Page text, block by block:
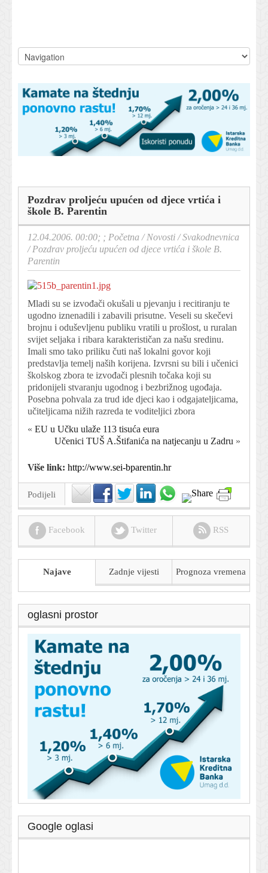
Pozdrav proljeću upućen od djece vrtića i
škole B. Parentin
12.04.2006. 00:00; ; Početna /Novosti /Svakodnevnica
/Pozdrav proljeću upućen od djece vrtića i škole B.
Parentin
Mladi su se izvođači okušali u pjevanju i recitiranju te
ugodno iznenadili i zabavili prisutne. Veseli su skečevi
brojnu i oduševljenu publiku vratili u prošlost, u ruralan
svijet seljaka i ribara karakterističan za našu sredinu.
Imali smo tako priliku čuti naš lokalni govor koji
predstavlja temelj naših korijena. Izvrsni su bili i učenici
školskog zbora te izvođači plesnih točaka koji su
pridonijeli stvaranju ugodnog i bezbrižnog ugođaja.
Posebna pohvala za trud ide djeci kao i odgajateljicama,
učiteljicama nižih razreda te voditeljici zbora
« EU u Učku ulaže 113 tisuća eura
Učenici TUŠ A.Štifanića na natjecanju u Zadru »
Više link: http://www.sei-bparentin.hr
Podijeli
Facebook Twitter RSS
Najave Zadnje vijesti Prognoza vremena
oglasni prostor
Google oglasi